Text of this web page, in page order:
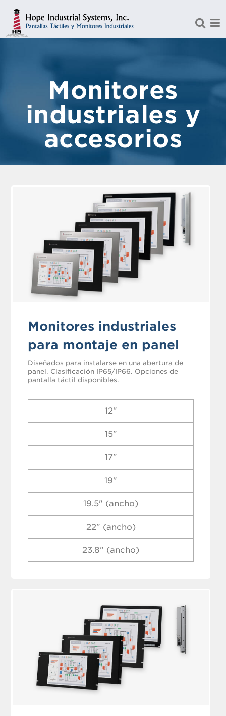
Monitores
industriales y
accesorios
Monitores industriales
para montaje en panel
Diseñados para instalarse en una abertura de
panel. Clasificación IP65/IP66. Opciones de
pantalla táctil disponibles.
12"
15"
17"
19"
19.5" (ancho)
22" (ancho)
23.8" (ancho)